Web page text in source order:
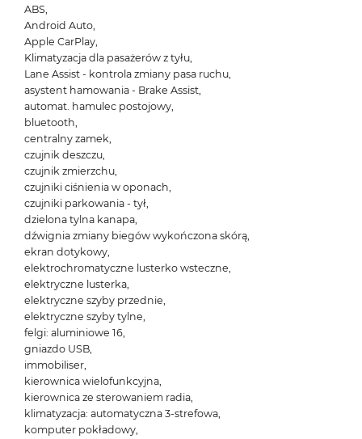
ABS,
Android Auto,
Apple CarPlay,
Klimatyzacja dla pasażerów z tyłu,
Lane Assist - kontrola zmiany pasa ruchu,
asystent hamowania - Brake Assist,
automat. hamulec postojowy,
bluetooth,
centralny zamek,
czujnik deszczu,
czujnik zmierzchu,
czujniki ciśnienia w oponach,
czujniki parkowania - tył,
dzielona tylna kanapa,
dźwignia zmiany biegów wykończona skórą,
ekran dotykowy,
elektrochromatyczne lusterko wsteczne,
elektryczne lusterka,
elektryczne szyby przednie,
elektryczne szyby tylne,
felgi: aluminiowe 16,
gniazdo USB,
immobiliser,
kierownica wielofunkcyjna,
kierownica ze sterowaniem radia,
klimatyzacja: automatyczna 3-strefowa,
komputer pokładowy,